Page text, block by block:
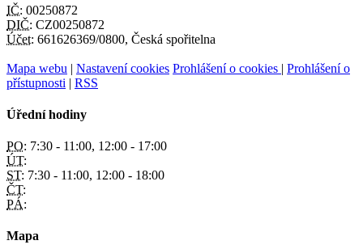
IČ: 00250872
DIČ: CZ00250872
Účet: 661626369/0800, Česká spořitelna
Mapa webu | Nastavení cookies Prohlášení o cookies | Prohlášení o
přístupnosti | RSS
Úřední hodiny
PO: 7:30 - 11:00, 12:00 - 17:00
ÚT:
ST: 7:30 - 11:00, 12:00 - 18:00
ČT:
PÁ:
Mapa